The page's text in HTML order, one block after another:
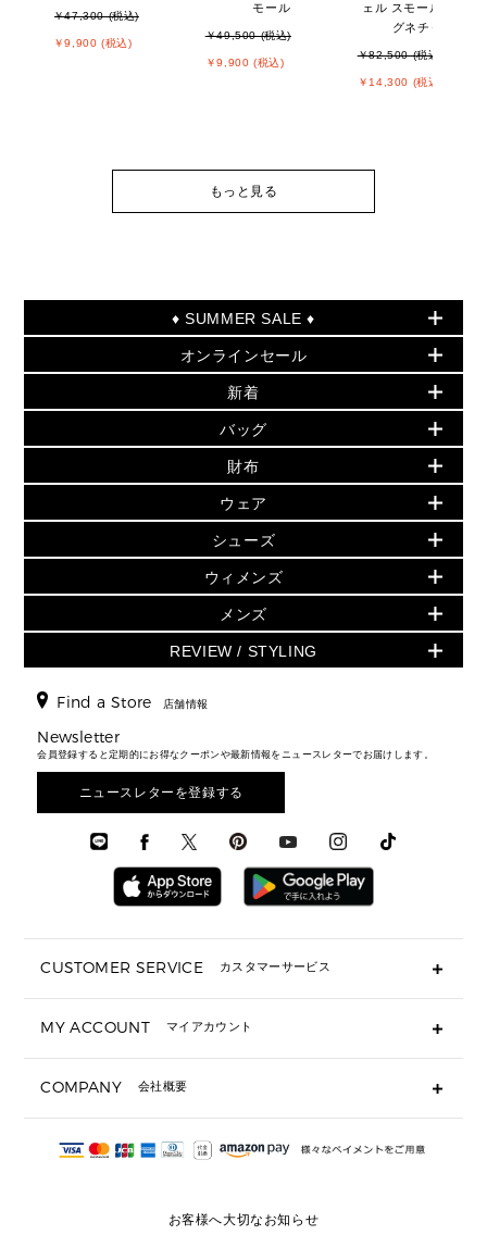
￥47,300 (税込)
￥9,900 (税込)
モール
￥49,500 (税込)
￥9,900 (税込)
ェル スモール - MKシ
グネチャー
￥82,500 (税込)
￥14,300 (税込)
もっと見る
♦ SUMMER SALE ♦
セールおすすめアイテム
▶ ウィメンズ
バッグ
小物
シューズ・靴
ウェア
アクセサリー
時計
▶ メンズ
バッグ
ウェア
アクセサリー
オンラインセール
PRODUCT OF THE MONTH - 今月の特別価格
再値下げアイテム
追加アイテム
▶ ウィメンズすべて(ウェア・シューズ除く)
バッグ
財布・小物
ウェア
シューズ
時計・ジュエリー
アクセサリー
メンズ バッグ
メンズ 財布・小物
メンズ シューズ
メンズ ウェア
メンズ 時計・その他
新着
夏のスタイル
▶ すべて
▶ ウィメンズすべて
財布・小物
アクセサリー
フレグランス
シューズ
▶ メンズすべて
メンズ財布・小物
メンズアクセサリー
メンズウェア
バッグ
人気の定番アイテム
日本限定 - バッグ
▶ ウィメンズすべて
トートバッグ
ショルダーバッグ
クロスボディ・斜め掛け
トラベル
3 IN 1 / 2 IN 1 バッグ
▶ メンズすべて
財布
日本限定 - 財布・小物
▶ ウィメンズすべて
GREENWICH
折り財布(二つ折り・三つ折り)
長財布
▶ メンズすべて
ウェア
▶ ウィメンズすべて
トップス
スカート・パンツ
ジャケット・アウター
▶ メンズすべて
シューズ
▶ ウィメンズすべて
サンダル
スニーカー
▶ メンズすべて
ウィメンズ
人気の定番アイテム
▶ ウィメンズすべて
▶ バッグすべて
通勤・通学アイテム
3 IN 1 バッグ
ミニ財布・フラグメントケース
▶ 小物すべて
定期ケース・カードケース・名刺入れ
サンダル
スニーカー
▶ ウェア
メンズ
▶ メンズすべて
財布・小物
時計・ジュエリー
アクセサリー
REVIEW / STYLING
エディターレビュー
Find a Store 店舗情報
Newsletter
会員登録すると定期的にお得なクーポンや最新情報をニュースレターでお届けします。
ニュースレターを登録する
CUSTOMER SERVICE カスタマーサービス
ギフト用にラッピングができますか？
ショッピングバッグを購入商品分送ってもらえますか？
注文後に完了メールが受信できないのですが？
サイズ交換はできますか？
MY ACCOUNT マイアカウント
COMPANY 会社概要
会社概要
お客様へ大切なお知らせ